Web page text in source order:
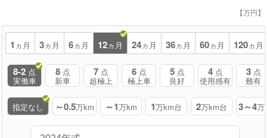
【万円】
1 ヵ月 3ヵ月 6ヵ月 12ヵ月 24ヵ月 36ヵ月 60ヵ月 120ヵ月
8-2 点
実働車
8 点
新車
7 点
超極上
6 点
極上車
5 点
良好
4 点
使用感有
3 点
難有
指定なし ～0.5万km ～1万km 1万km台 2万km台 3～4万